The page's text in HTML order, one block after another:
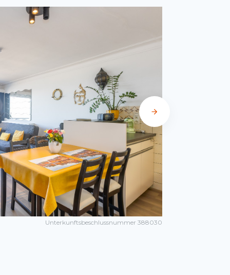
Unterkunftsbeschlussnummer 388030